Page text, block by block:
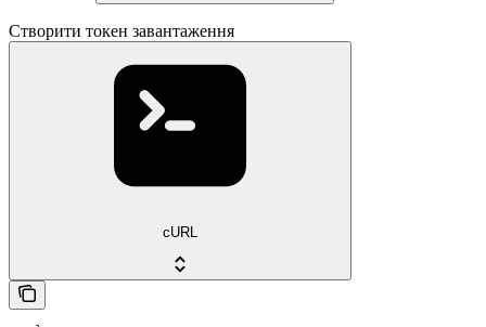
Створити токен завантаження
cURL